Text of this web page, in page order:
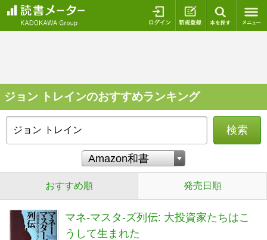
ログイン 新規登録
ジョン トレインのおすすめランキング
検索
おすすめ順 発売日順
マネ-マスタ-ズ列伝: 大投資家たちはこ
うして生まれた